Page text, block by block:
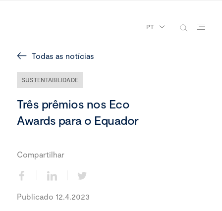
PT
Todas as notícias
SUSTENTABILIDADE
Três prêmios nos Eco
Awards para o Equador
Compartilhar
Publicado 12.4.2023